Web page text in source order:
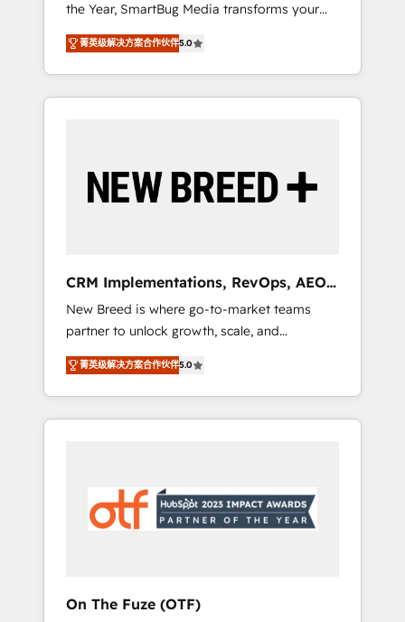
2 Type I and HIPAA attested for enterprise-
grade data security. 🏆 Why Bluleadz? GTM
OS Partner | 16+ Years Experience | 1,000+
Five-Star Reviews
the Year, SmartBug Media transforms your
customer lifecycle into a revenue engine. Our
unified ecosystem includes specialized
divisions Globalia (AI & Software) and Point
Success Media (Paid Media), making this the
by Globalia’s technical development team. -
19 HubSpot-certified trainers to drive
deployment of Breeze AI and custom agents
to automate growth. 🏆 Elite Excellence - 8
platform accreditations and deep HIPAA-
compliance expertise. - A team of 250+
experts dedicated to your resilient growth.
菁英级解决方案合作伙伴5.0
CRM Implementations, RevOps, AEO
+ Web, Demand Gen
New Breed is where go-to-market teams
partner to unlock growth, scale, and
transformation. We help companies activate
HubSpot’s AI-powered customer platform
and operationalize HubSpot’s Loop
Marketing framework through expert-led
Hubs to your buyer journey for clean data,
scalability, & reporting. 🎯Demand Gen &
UX, messaging, & conversion strategy that
菁英级解决方案合作伙伴5.0
On The Fuze (OTF)